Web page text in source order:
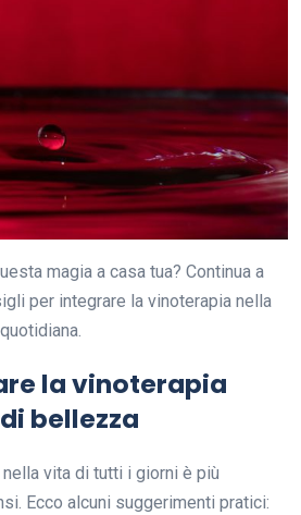
magia a casa tua? Continua a
per integrare la vinoterapia nella
la vinoterapia
bellezza
nella vita di tutti i giorni è più
Ecco alcuni suggerimenti pratici: